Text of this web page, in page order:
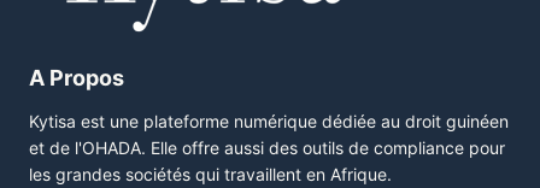
A Propos
Kytisa est une plateforme numérique dédiée au droit guinéen
et de l'OHADA. Elle offre aussi des outils de compliance pour
les grandes sociétés qui travaillent en Afrique.